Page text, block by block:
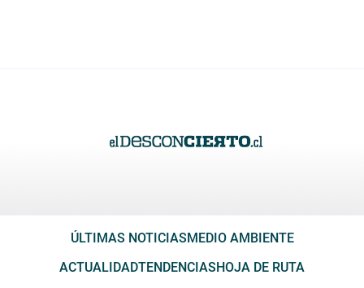
ÚLTIMAS NOTICIAS MEDIO AMBIENTE
ACTUALIDADTENDENCIAS HOJA DE RUTA